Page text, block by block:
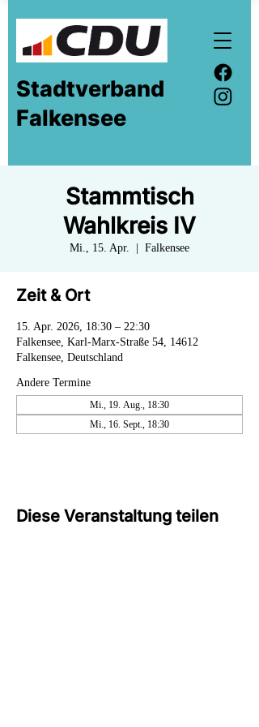
Stadtverband
Falkensee
Stammtisch
Wahlkreis IV
Mi., 15. Apr. Falkensee
Zeit & Ort
15. Apr. 2026, 18:30 – 22:30
Falkensee, Karl-Marx-Straße 54, 14612
Falkensee, Deutschland
Andere Termine
Mi., 19. Aug., 18:30
Mi., 16. Sept., 18:30
Diese Veranstaltung teilen